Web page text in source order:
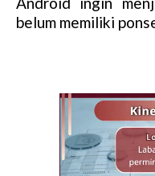
belum memiliki